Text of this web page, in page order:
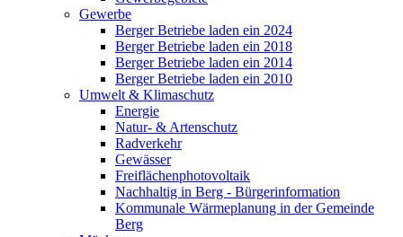
Gewerbe
Berger Betriebe laden ein 2024
Berger Betriebe laden ein 2018
Berger Betriebe laden ein 2014
Berger Betriebe laden ein 2010
Umwelt & Klimaschutz
Energie
Natur- & Artenschutz
Radverkehr
Gewässer
Freiflächenphotovoltaik
Nachhaltig in Berg - Bürgerinformation
Kommunale Wärmeplanung in der Gemeinde
Berg